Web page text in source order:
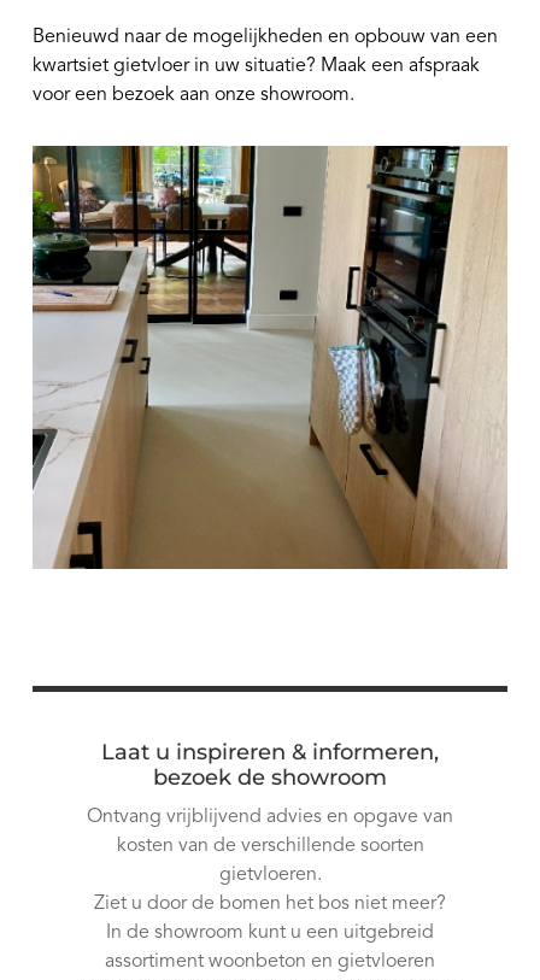
Benieuwd naar de mogelijkheden en opbouw van een
kwartsiet gietvloer in uw situatie? Maak een afspraak
voor een bezoek aan onze showroom.
Laat u inspireren & informeren,
bezoek de showroom
Ontvang vrijblijvend advies en opgave van
kosten van de verschillende soorten
gietvloeren.
Ziet u door de bomen het bos niet meer?
In de showroom kunt u een uitgebreid
assortiment woonbeton en gietvloeren